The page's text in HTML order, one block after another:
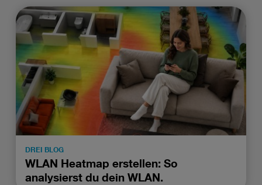
DREI BLOG
WLAN Heatmap erstellen: So
analysierst du dein WLAN.